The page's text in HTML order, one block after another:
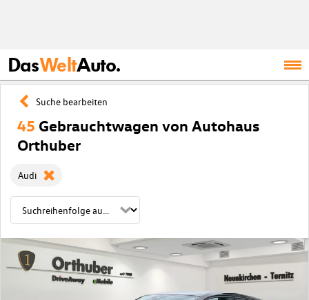
DasWeltAuto.
Suche bearbeiten
45 Gebrauchtwagen von Autohaus
Orthuber
Audi